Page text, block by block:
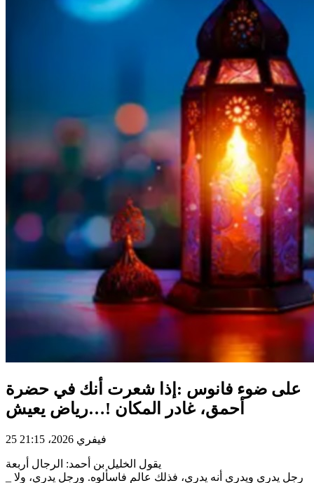
على ضوء فانوس :إذا شعرت أنك في حضرة
أحمق، غادر المكان !…رياض يعيش
25 فيفري 2026، 21:15
يقول الخليل بن أحمد: الرجال أربعة